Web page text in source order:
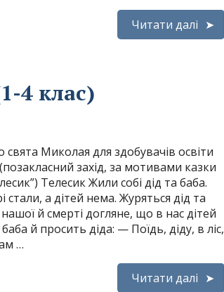
Читати далі
4 клас)
свята Миколая для здобувачів освіти
(позакласний захід, за мотивами казки
Телесик Жили собі дід та баба.
стали, а дітей нема. Журяться дід та
й смерті догляне, що в нас дітей
й просить діда: — Поїдь, діду, в ліс,
…
Читати далі